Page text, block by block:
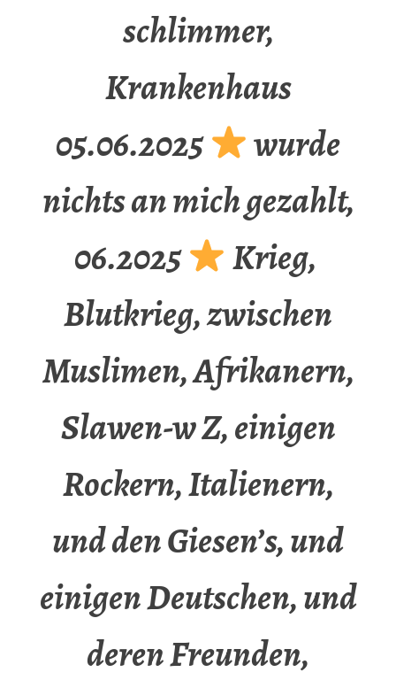
schlimmer,
Krankenhaus
05.06.2025
wurde
nichts an mich gezahlt,
06.2025
Krieg,
Blutkrieg, zwischen
Muslimen, Afrikanern,
Slawen-w Z, einigen
Rockern, Italienern,
und den Giesen’s, und
einigen Deutschen, und
deren Freunden,